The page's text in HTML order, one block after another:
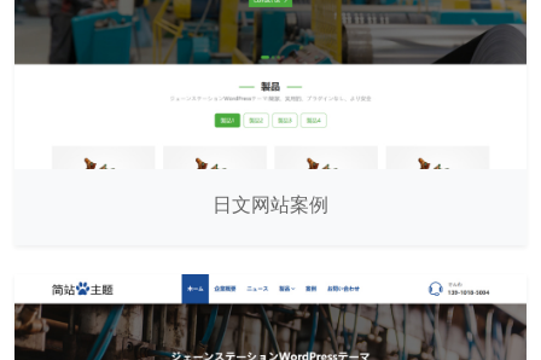
日文网站案例